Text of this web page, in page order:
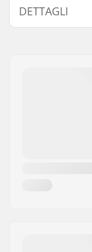
Ruota
DETTAGLI